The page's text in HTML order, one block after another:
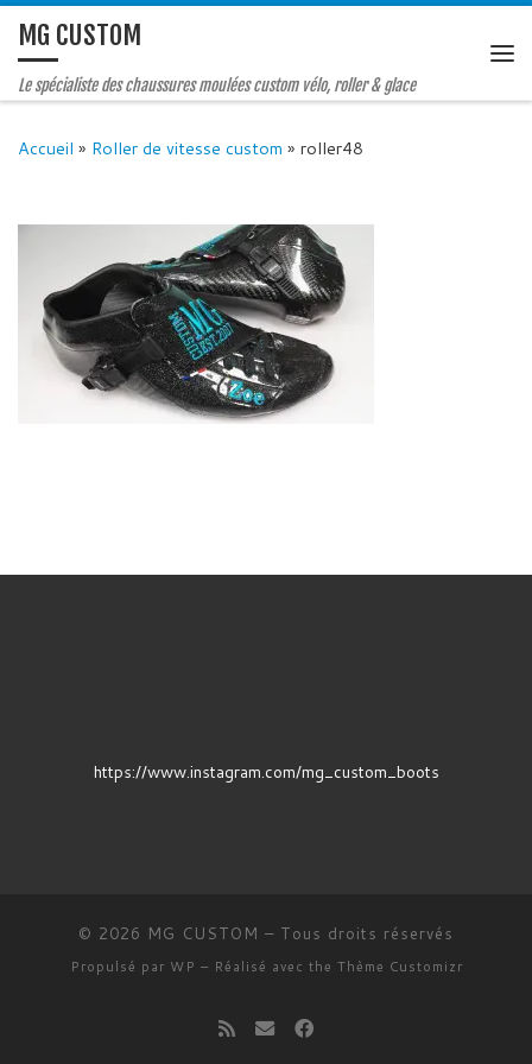
MG CUSTOM
Le spécialiste des chaussures moulées custom vélo, roller & glace
Accueil » Roller de vitesse custom » roller48
https://www.instagram.com/mg_custom_boots
© 2026 MG CUSTOM – Tous droits réservés
Propulsé par WP – Réalisé avec the Thème Customizr